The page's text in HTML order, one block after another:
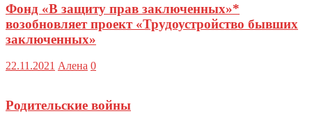
Фонд «В защиту прав заключенных»*
возобновляет проект «Трудоустройство бывших
заключенных»
22.11.2021 Алена 0
Родительские войны